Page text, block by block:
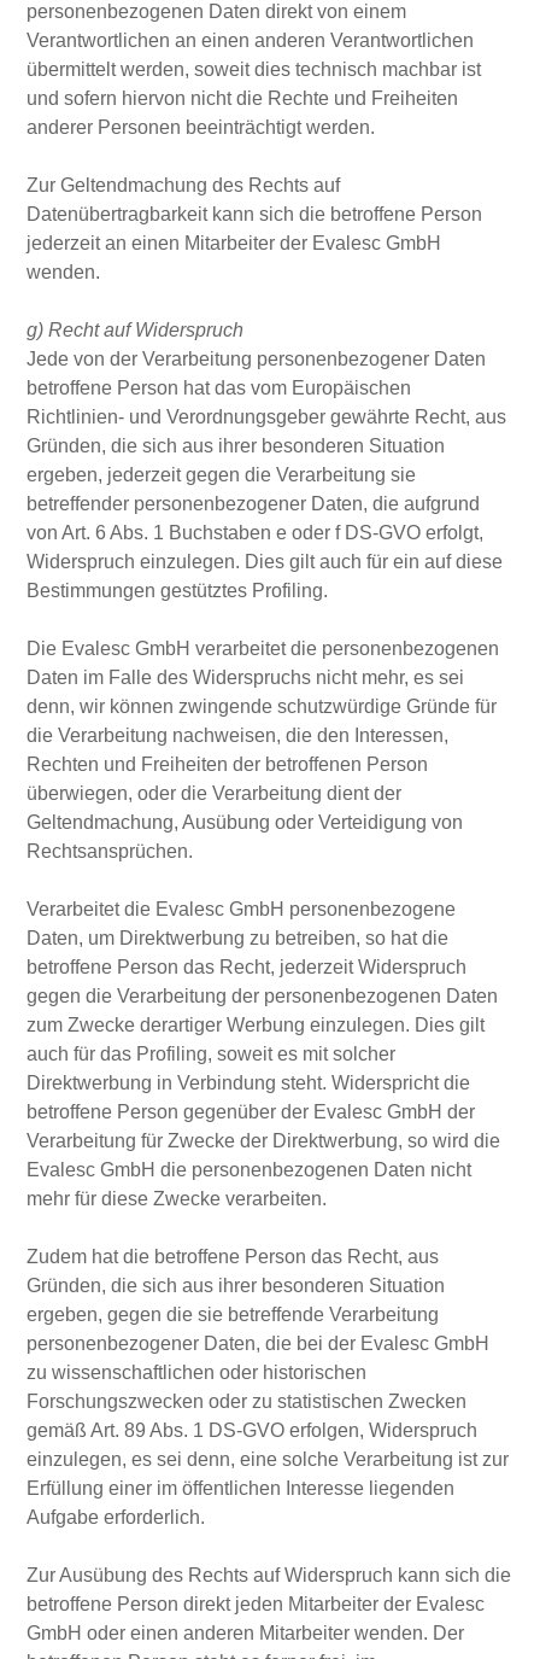
personenbezogenen Daten direkt von einem
Verantwortlichen an einen anderen Verantwortlichen
übermittelt werden, soweit dies technisch machbar ist
und sofern hiervon nicht die Rechte und Freiheiten
anderer Personen beeinträchtigt werden.
Zur Geltendmachung des Rechts auf
Datenübertragbarkeit kann sich die betroffene Person
jederzeit an einen Mitarbeiter der Evalesc GmbH
wenden.
g) Recht auf Widerspruch
Jede von der Verarbeitung personenbezogener Daten
betroffene Person hat das vom Europäischen
Richtlinien- und Verordnungsgeber gewährte Recht, aus
Gründen, die sich aus ihrer besonderen Situation
ergeben, jederzeit gegen die Verarbeitung sie
betreffender personenbezogener Daten, die aufgrund
von Art. 6 Abs. 1 Buchstaben e oder f DS-GVO erfolgt,
Widerspruch einzulegen. Dies gilt auch für ein auf diese
Bestimmungen gestütztes Profiling.
Die Evalesc GmbH verarbeitet die personenbezogenen
Daten im Falle des Widerspruchs nicht mehr, es sei
denn, wir können zwingende schutzwürdige Gründe für
die Verarbeitung nachweisen, die den Interessen,
Rechten und Freiheiten der betroffenen Person
überwiegen, oder die Verarbeitung dient der
Geltendmachung, Ausübung oder Verteidigung von
Rechtsansprüchen.
Verarbeitet die Evalesc GmbH personenbezogene
Daten, um Direktwerbung zu betreiben, so hat die
betroffene Person das Recht, jederzeit Widerspruch
gegen die Verarbeitung der personenbezogenen Daten
zum Zwecke derartiger Werbung einzulegen. Dies gilt
auch für das Profiling, soweit es mit solcher
Direktwerbung in Verbindung steht. Widerspricht die
betroffene Person gegenüber der Evalesc GmbH der
Verarbeitung für Zwecke der Direktwerbung, so wird die
Evalesc GmbH die personenbezogenen Daten nicht
mehr für diese Zwecke verarbeiten.
Zudem hat die betroffene Person das Recht, aus
Gründen, die sich aus ihrer besonderen Situation
ergeben, gegen die sie betreffende Verarbeitung
personenbezogener Daten, die bei der Evalesc GmbH
zu wissenschaftlichen oder historischen
Forschungszwecken oder zu statistischen Zwecken
gemäß Art. 89 Abs. 1 DS-GVO erfolgen, Widerspruch
einzulegen, es sei denn, eine solche Verarbeitung ist zur
Erfüllung einer im öffentlichen Interesse liegenden
Aufgabe erforderlich.
Zur Ausübung des Rechts auf Widerspruch kann sich die
betroffene Person direkt jeden Mitarbeiter der Evalesc
GmbH oder einen anderen Mitarbeiter wenden. Der